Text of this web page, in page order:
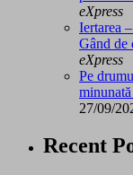
eXpress
Iertarea
Gând de
eXpress
Pe
27/09/
Recent